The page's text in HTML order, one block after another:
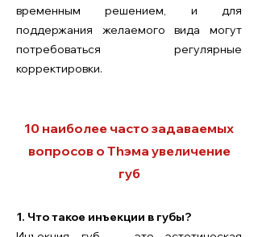
временным решением, и для
поддержания желаемого вида могут
потребоваться регулярные
корректировки.
10 наиболее часто задаваемых
вопросов о Thэма увеличение
губ
​1. Что такое инъекции в губы?